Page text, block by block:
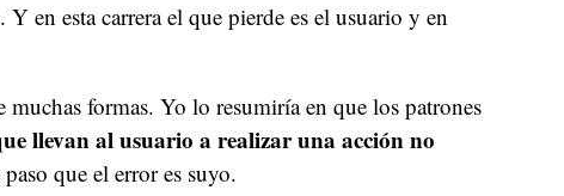
en esta carrera el que pierde es el usuario y en
formas. Yo lo resumiría en que los patrones
llevan al usuario a realizar una acción no
que el error es suyo.